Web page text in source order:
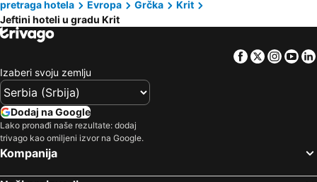
Maleme Mare
Creta Vitalis
Palmera Beach Hotel & Spa
Rethymno Village
Danaos Hotel
Koni Village Hotel
pretraga hotela Evropa Grčka
Krit
Jeftini hoteli u gradu Krit
Facebook
Twitter
Izaberi svoju zemlju
Dodaj na Google
Lako pronađi naše rezultate: dodaj
trivago kao omiljeni izvor na Google.
Kompanija